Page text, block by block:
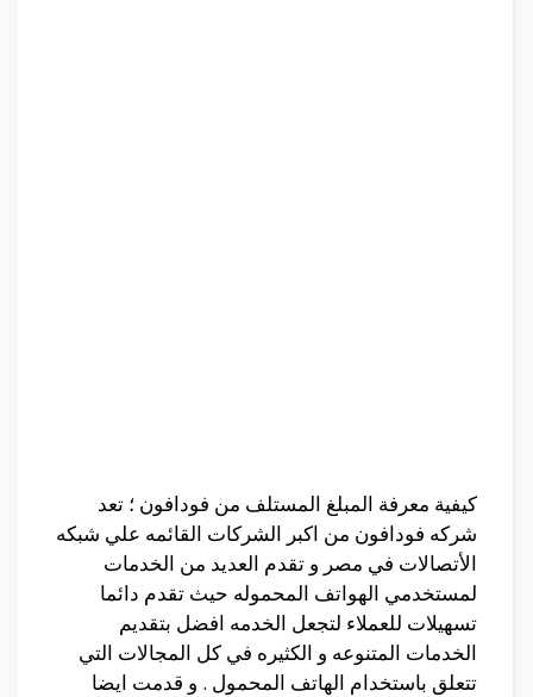
كيفية معرفة المبلغ المستلف من فودافون ؛ تعد
شركه فودافون من اكبر الشركات القائمه علي شبكه
الأتصالات في مصر و تقدم العديد من الخدمات
لمستخدمي الهواتف المحموله حيث تقدم دائما
تسهيلات للعملاء لتجعل الخدمه افضل بتقديم
الخدمات المتنوعه و الكثيره في كل المجالات التي
تتعلق باستخدام الهاتف المحمول . و قدمت ايضا